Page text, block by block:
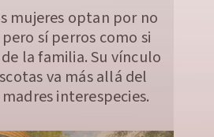
mujeres optan por no
sí perros como si
la familia. Su vínculo
va más allá del
interespecies.